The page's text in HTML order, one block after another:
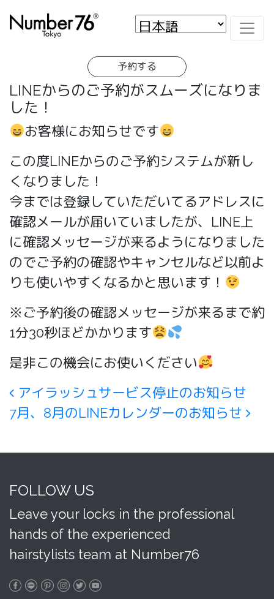
予約する
LINEからのご予約がスムーズになりま
した！
お客様にお知らせです
この度LINEからのご予約システムが新し
くなりました！
今までは登録していただいてるアドレスに
確認メールが届いていましたが、LINE上
に確認メッセージが来るようになりました
のでご予約の確認やキャンセルなど以前よ
りも使いやすくなるかと思います！
※ご予約後の確認メッセージが来るまで約
1分30秒ほどかかります
是非この機会にお使いください
Post navigation
アイラッシュサービス停止のお知らせ
7月、8月のLINEカレンダーのお知らせ
FOLLOW US
Leave your locks in the professional
hands of the experienced
hairstylists team at Number76